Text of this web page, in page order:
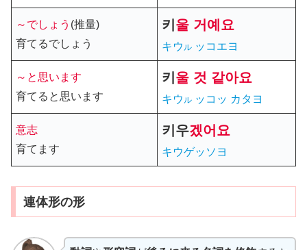
～でしょう (推量)
育てるでしょう
키 울 거예요
キウ ル ッコエヨ
～と思います
育てると思います
키 울 것 같아요
キウ ル ッコッ カタヨ
意志
育てます
키우겠어요
キウゲッソヨ
連体形の形